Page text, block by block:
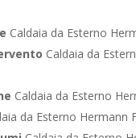
Caldaia da Esterno
Caldaia da
Caldaia da Esterno
da Esterno Hermann